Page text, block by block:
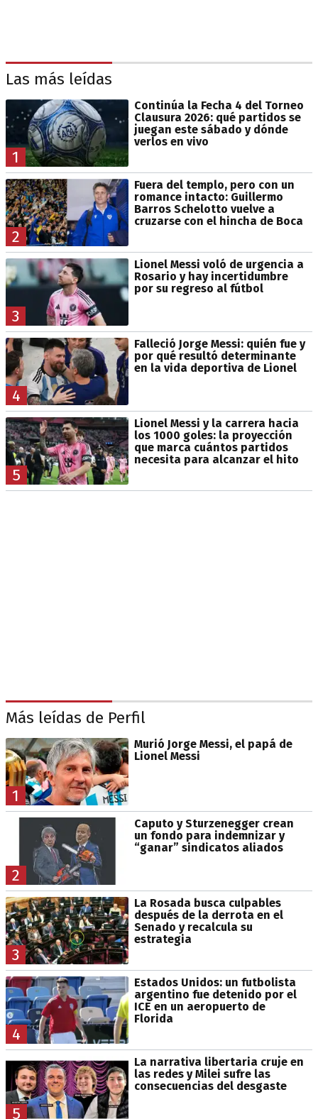
Las más leídas
1
Continúa la Fecha 4 del Torneo
Clausura 2026: qué partidos se
juegan este sábado y dónde
verlos en vivo
2
Fuera del templo, pero con un
romance intacto: Guillermo
Barros Schelotto vuelve a
cruzarse con el hincha de Boca
3
Lionel Messi voló de urgencia a
Rosario y hay incertidumbre
por su regreso al fútbol
4
Falleció Jorge Messi: quién fue y
por qué resultó determinante
en la vida deportiva de Lionel
5
Lionel Messi y la carrera hacia
los 1000 goles: la proyección
que marca cuántos partidos
necesita para alcanzar el hito
Más leídas de Perfil
1
Murió Jorge Messi, el papá de
Lionel Messi
2
Caputo y Sturzenegger crean
un fondo para indemnizar y
“ganar” sindicatos aliados
3
La Rosada busca culpables
después de la derrota en el
Senado y recalcula su
estrategia
4
Estados Unidos: un futbolista
argentino fue detenido por el
ICE en un aeropuerto de
Florida
5
La narrativa libertaria cruje en
las redes y Milei sufre las
consecuencias del desgaste